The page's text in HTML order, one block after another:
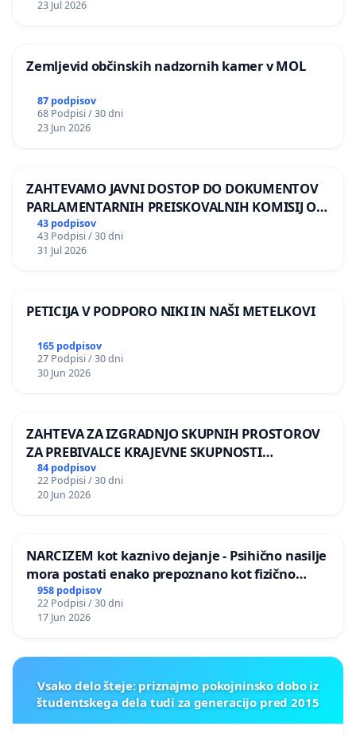
23 Jul 2026
Zemljevid občinskih nadzornih kamer v MOL
87 podpisov
68 Podpisi / 30 dni
23 Jun 2026
ZAHTEVAMO JAVNI DOSTOP DO DOKUMENTOV
PARLAMENTARNIH PREISKOVALNIH KOMISIJ O
ILEGALNI TRGOVINI Z OROŽJEM
43 podpisov
43 Podpisi / 30 dni
31 Jul 2026
PETICIJA V PODPORO NIKI IN NAŠI METELKOVI
165 podpisov
27 Podpisi / 30 dni
30 Jun 2026
ZAHTEVA ZA IZGRADNJO SKUPNIH PROSTOROV
ZA PREBIVALCE KRAJEVNE SKUPNOSTI
PRESTRANEK
84 podpisov
22 Podpisi / 30 dni
20 Jun 2026
NARCIZEM kot kaznivo dejanje - Psihično nasilje
mora postati enako prepoznano kot fizično
nasilje
958 podpisov
22 Podpisi / 30 dni
17 Jun 2026
Vsako delo šteje: priznajmo pokojninsko dobo iz
študentskega dela tudi za generacijo pred 2015